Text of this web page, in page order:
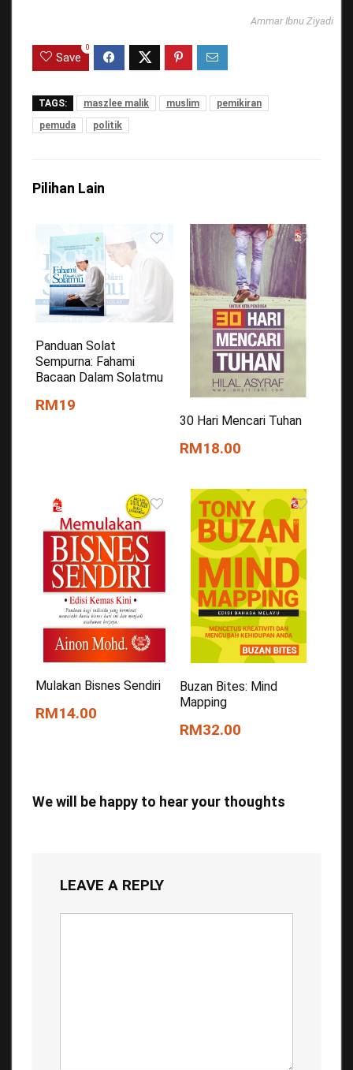
Ammar Ibnu Ziyadi
Save
0
TAGS: maszlee malik muslim
pemikiran
pemuda
politik
Pilihan Lain
Panduan Solat
Sempurna: Fahami
Bacaan Dalam Solatmu
RM19
30 Hari Mencari Tuhan
RM18.00
Mulakan Bisnes Sendiri
RM14.00
Buzan Bites: Mind
Mapping
RM32.00
We will be happy to hear your thoughts
LEAVE A REPLY